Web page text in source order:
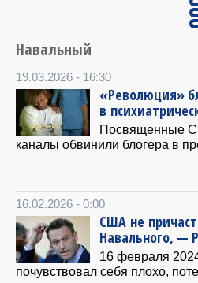
Навальный
19.03.2026 - 16:30
«Революция»
в
Посвященные
каналы обвинили блогера в
16.02.2026 - 0:00
США не
Навального, —
16 февраля
почувствовал себя плохо,